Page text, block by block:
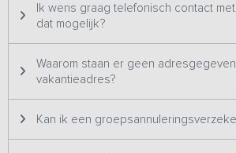
Ik wens graag telefonisch contact
dat mogelijk?
Waarom staan er geen
vakantieadres?
Kan ik een